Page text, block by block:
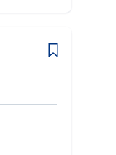
ことで、顧